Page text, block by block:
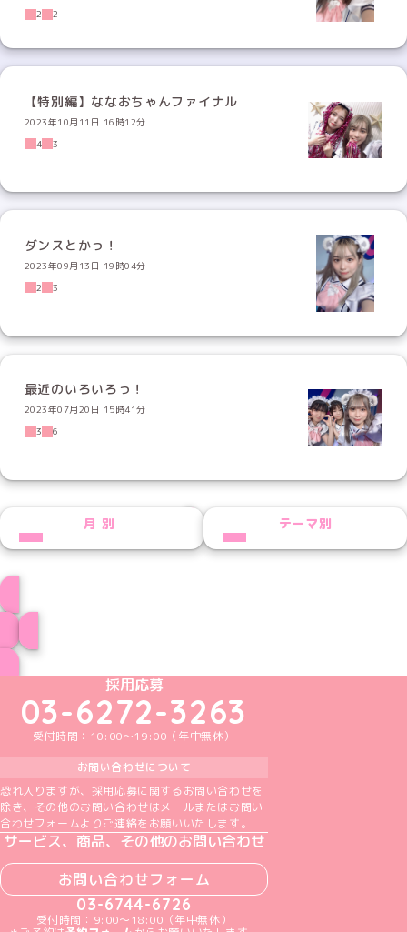
2
2
【特別編】ななおちゃんファイナル
2023年10月11日 16時12分
4
3
ダンスとかっ！
2023年09月13日 19時04分
2
3
最近のいろいろっ！
2023年07月20日 15時41分
3
6
NEXT
月別 テーマ別
めいどりーみんTikTok公式アカウント
めいどりーみんX公式アカウント
めいどりーみんInstagram公式アカウント
めいどりーみんFacebook公式アカウン
めいどりーみんYouTube公式アカ
採用応募
03-6272-3263
受付時間：10:00～19:00（年中無休）
お問い合わせについて
恐れ入りますが、採用応募に関するお問い合わせを
除き、その他のお問い合わせはメールまたはお問い
合わせフォームよりご連絡をお願いいたします。
サービス、商品、その他のお問い合わせ
お問い合わせフォーム
03-6744-6726
受付時間：9:00～18:00（年中無休）